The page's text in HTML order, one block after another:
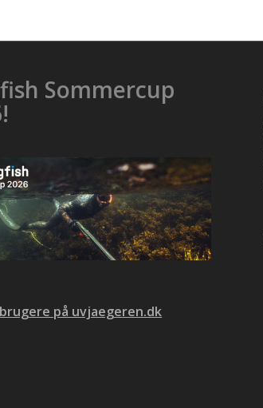
Sommercup
på uvjaegeren.dk